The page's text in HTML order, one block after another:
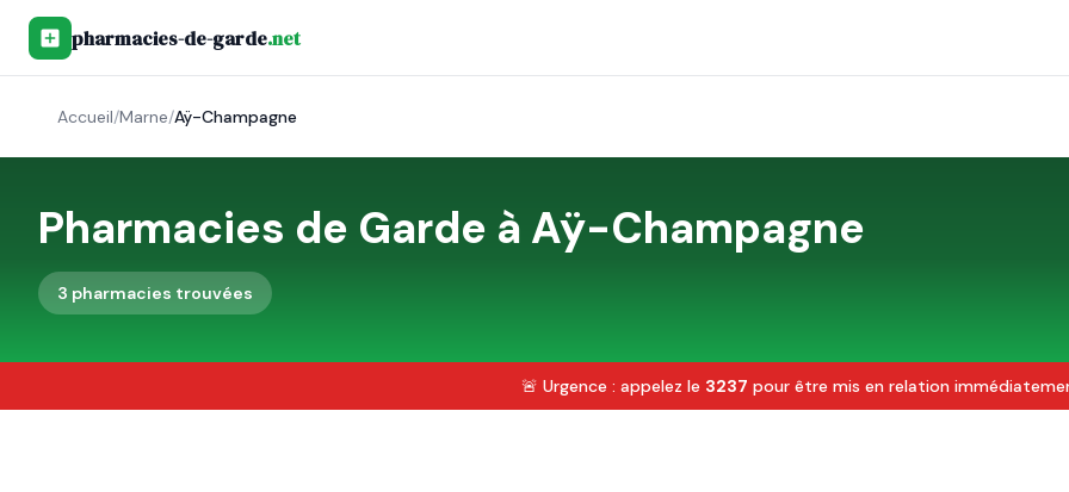
pharmacies-de-garde.net
Accueil/Marne/Aÿ-Champagne
Pharmacies de Garde à Aÿ-Champagne
3 pharmacies trouvées
🚨 Urgence : appelez le 3237 pour être mis en relation